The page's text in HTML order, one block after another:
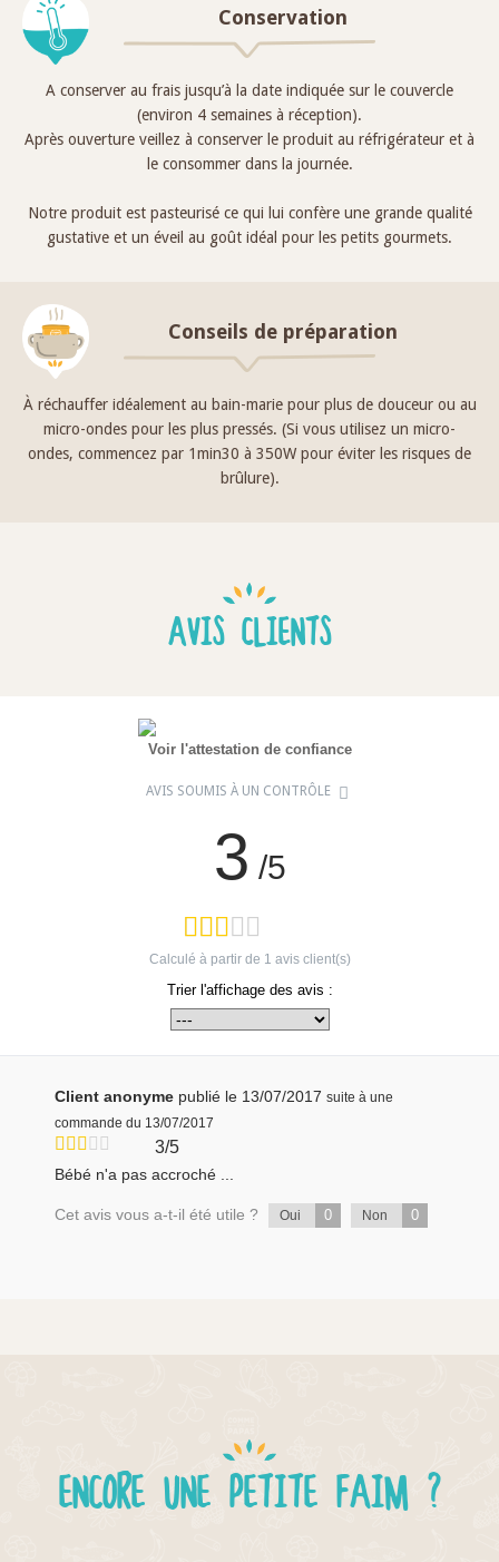
Conservation
A conserver au frais jusqu’à la date indiquée sur le couvercle
(environ 4 semaines à réception).
Après ouverture veillez à conserver le produit au réfrigérateur et à
le consommer dans la journée.
Notre produit est pasteurisé ce qui lui confère une grande qualité
gustative et un éveil au goût idéal pour les petits gourmets.
Conseils de préparation
À réchauffer idéalement au bain-marie pour plus de douceur ou au
micro-ondes pour les plus pressés. (Si vous utilisez un micro-
ondes, commencez par 1min30 à 350W pour éviter les risques de
brûlure).
AVIS CLIENTS
Voir l'attestation de confiance
AVIS SOUMIS À UN CONTRÔLE
3 /5
Calculé à partir de 1 avis client(s)
Trier l'affichage des avis :
Client anonyme publié le 13/07/2017 suite à une
commande du 13/07/2017
3/5
Bébé n'a pas accroché ...
Cet avis vous a-t-il été utile ? Oui 0 Non 0
ENCORE UNE PETITE FAIM ?